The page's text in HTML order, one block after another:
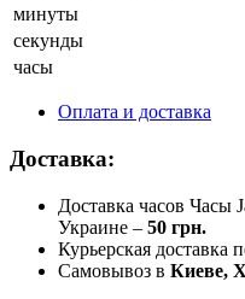
минуты
секунды
часы
Оплата и доставка
Доставка:
Доставка часов Часы
Украине – 50 грн.
Курьерская доставка
Самовывоз в Киеве,